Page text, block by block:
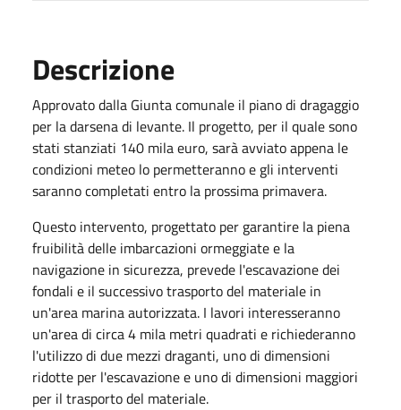
Descrizione
Approvato dalla Giunta comunale il piano di dragaggio
per la darsena di levante. Il progetto, per il quale sono
stati stanziati 140 mila euro, sarà avviato appena le
condizioni meteo lo permetteranno e gli interventi
saranno completati entro la prossima primavera.
Questo intervento, progettato per garantire la piena
fruibilità delle imbarcazioni ormeggiate e la
navigazione in sicurezza, prevede l'escavazione dei
fondali e il successivo trasporto del materiale in
un'area marina autorizzata. I lavori interesseranno
un'area di circa 4 mila metri quadrati e richiederanno
l'utilizzo di due mezzi draganti, uno di dimensioni
ridotte per l'escavazione e uno di dimensioni maggiori
per il trasporto del materiale.